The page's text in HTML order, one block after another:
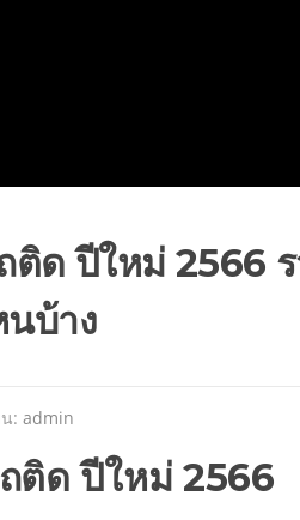
ติด ปีใหม่ 2566
บ้าง
: admin
ถติด ปีใหม่ 2566